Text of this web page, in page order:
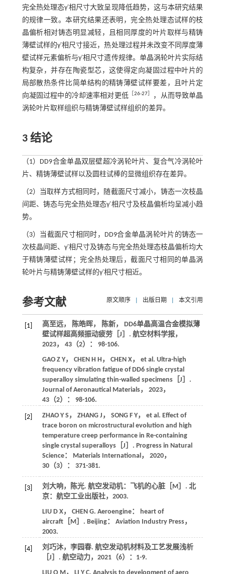
完全热处理态γ′相尺寸大致呈现降低趋势，这与本研究结果
的规律一致。本研究结果还表明，完全热处理态试样的枝
晶偏析相对铸态明显减轻，且相同厚度的叶片取样与精铸
薄壁试样的γ′相尺寸接近，热处理过程并未改变不同厚度薄
壁试样元素偏析与γ′相尺寸遗传规律。单晶涡轮叶片实际结
构复杂，并存在陶瓷型芯，这使得定向凝固过程中叶片的
局部散热条件比简单结构的精铸薄壁试样要差，且叶片定
向凝固过程中的冷却速率相对更低［26-27
，从而导致单晶
涡轮叶片取样组织与精铸薄壁试样组织的差异。
3 结论
（1）DD9合金单晶双层壁超冷涡轮叶片、复合气冷涡轮叶
片、精铸薄壁试样以及圆柱试棒的显微组织存在差异。
（2）当取样方式相同时，随截面尺寸减小，铸态一次枝晶
间距、铸态与完全热处理态γ′相尺寸及枝晶偏析均呈减小趋
势。
（3）当截面尺寸相同时，DD9合金单晶涡轮叶片的铸态一
次枝晶间距、γ′相尺寸及铸态与完全热处理态枝晶偏析均大
于精铸薄壁试样；完全热处理后，截面尺寸相同的单晶涡
轮叶片与精铸薄壁试样的γ′相尺寸相近。
参考文献 原文顺序 出版日期 本文引用
[1]
高至远， 陈皓晖， 陈新， DD6单晶高温合金模拟薄
壁试样超高频振动疲劳［J］. 航空材料学报，
2023， 43（2）： 98-106.
GAO Z Y， CHEN H H ， CHEN X， et al. Ultra-high
frequency vibration fatigue of DD6 single crystal
superalloy simulating thin-walled specimens［J］.
Journal of Aeronautical Materials， 2023，
43（2）： 98-106.
[2] ZHAO Y S ， ZHANG J ， SONG F Y， et al. Effect of
trace boron on microstructural evolution and high
temperature creep performance in Re-containing
single crystal superalloys［J］. Progress in Natural
Science： Materials International， 2020，
30（3）： 371-381.
[3] 刘大响，陈光. 航空发动机：飞机的心脏［M］. 北
京：航空工业出版社， 2003.
LIU D X， CHEN G. Aeroengine： heart of
aircraft［M］. Beijing： Aviation Industry Press，
2003.
[4]
刘巧沐，李园春. 航空发动机材料及工艺发展浅析
［J］. 航空动力， 2021（6）：1-9.